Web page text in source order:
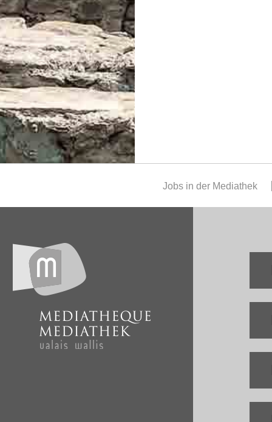
Jobs in der Mediathek